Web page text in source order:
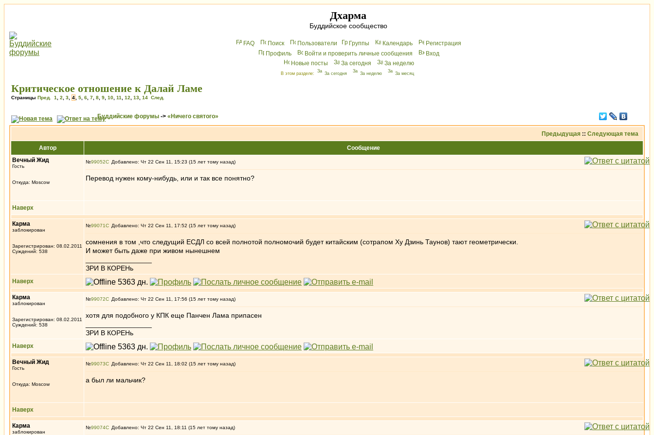
Дхарма
Буддийское сообщество
FAQ Поиск Пользователи Группы Календарь
Peгиcтрaция
Профиль
Войти и проверить личные сообщения
Вхoд
Новые посты
За сегодня За неделю
В этом разделе: За сегодня За неделю За месяц
Критическое отношение к Далай Ламе
Страницы Пред. 1 2 3 4 5 6 7 8 9 10 11 12 13 14 След.
Буддийские форумы -> «Ничего святого»
Предыдущая :: Следующая тема
Автор
Сообщение
Вечный Жид
Гость
Откуда: Moscow
№99052 Добавлено: Чт 22 Сен 11, 15:23 (15 лет тому назад)
Перевод нужен кому-нибудь, или и так все понятно?
Наверх
Карма
заблокирован
Зарегистрирован: 08.02.2011
Суждений: 538
№99071 Добавлено: Чт 22 Сен 11, 17:52 (15 лет тому назад)
сомнения в том ,что следущий ЕСДЛ со всей полнотой полномочий будет китайским (сотрапом Ху Дзинь Таунов) тают геометрически.
И может быть даже при живом нынешнем
ЗРИ В КОРЕНь
Наверх
Карма
заблокирован
Зарегистрирован: 08.02.2011
Суждений: 538
№99072 Добавлено: Чт 22 Сен 11, 17:56 (15 лет тому назад)
хотя для подобного у КПК еще Панчен Лама припасен
ЗРИ В КОРЕНь
Наверх
Вечный Жид
Гость
Откуда: Moscow
№99073 Добавлено: Чт 22 Сен 11, 18:02 (15 лет тому назад)
а был ли мальчик?
Наверх
Карма
заблокирован
№99074 Добавлено: Чт 22 Сен 11, 18:11 (15 лет тому назад)